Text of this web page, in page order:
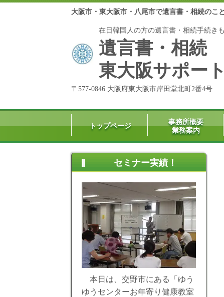
大阪市・東大阪市・八尾市で遺言書・相続のこ
在日韓国人の方の遺言書・相続手続きも
遺言書・相続
東大阪サポー
〒577-0846 大阪府東大阪市岸田堂北町2番4号
トップページ
事務所概要
業務案内
セミナー実績！
本日は、交野市にある「ゆう
ゆうセンターお年寄り健康教室